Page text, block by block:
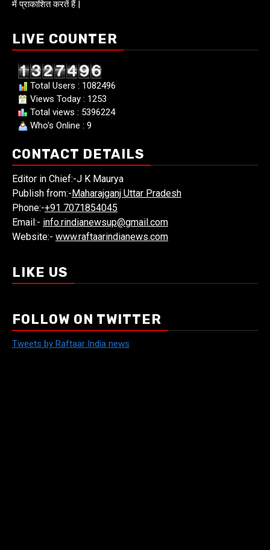
में प्राकाशित करतें हैं |
LIVE COUNTER
Total Users : 1082496
Views Today : 1253
Total views : 5396224
Who's Online : 9
CONTACT DETAILS
Editor in Chief:-J K Maurya
Publish from:-Maharajganj Uttar Pradesh
Phone:-+91 7071854045
Email:- info.rindianewsup@gmail.com
Website:- www.raftaarindianews.com
LIKE US
FOLLOW ON TWITTER
Tweets by Raftaar India news